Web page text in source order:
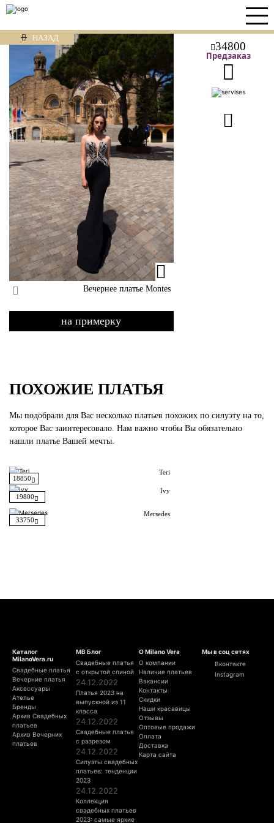
НАЗАД
34800
Предзаказ
Вечернее платье Montes
на примерку
ПОХОЖИЕ ПЛАТЬЯ
Мы подобрали для Вас несколько платьев похожих по силуэту на то,
которое Вас заинтересовало. Нам важно чтобы Вы обязательно
нашли платье Вашей мечты.
18850
Teri
19800
Ivy
33750
Mersedes
Каталог
MilanoVera.ru
Свадебные платья
Вечерние платья
Аксессуары
Ателье
Бренды
Архив Свадебных
платьев
Архив Вечерних
платьев
МВ Блог
Свадебные платья
с открытой спиной
24.12.2022
Платья 2023 на
выпускной из 11
класса
24.12.2022
Свадебные платья
с разрезом
24.12.2022
Силуэты свадебных
платьев: тенденции
2023
24.12.2022
Коллекция
свадебных платьев
2023: самые яркие
О Milano Vera
О компании
Наличие платьев
Вакансии
Контакты
Скидки
Наши красавицы
Отзывы
Оптовые продажи
Оплата
Доставка
Карта сайта
Мы в соц сетях
Вконтакте
Instagram